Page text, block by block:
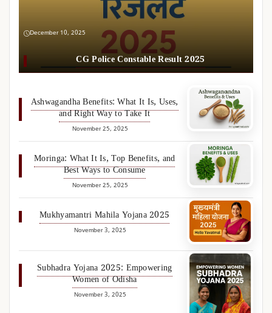
December 10, 2025
CG Police Constable Result 2025
Ashwagandha Benefits: What It Is, Uses,
and Right Way to Take It
November 25, 2025
Moringa: What It Is, Top Benefits, and
Best Ways to Consume
November 25, 2025
Mukhyamantri Mahila Yojana 2025
November 3, 2025
Subhadra Yojana 2025: Empowering
Women of Odisha
November 3, 2025